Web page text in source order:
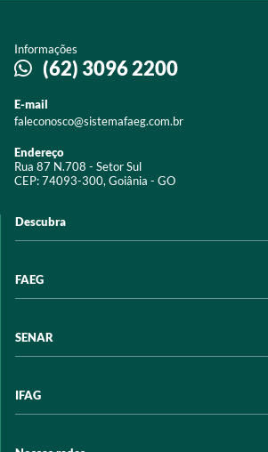
Informações
(62) 3096 2200
E-mail
faleconosco@sistemafaeg.com.br
Endereço
Rua 87 N.708 - Setor Sul
CEP: 74093-300, Goiânia - GO
Descubra
Acervo digital
Programas e Serviços
Trabalhe conosco
FAEG
Transparência
SENAR
Transparência
IFAG